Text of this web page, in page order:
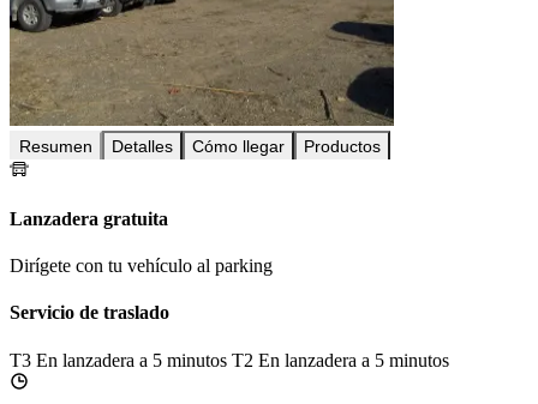
Resumen Detalles Cómo llegar Productos
Lanzadera gratuita
Dirígete con tu vehículo al parking
Servicio de traslado
T3 En lanzadera a 5 minutos T2 En lanzadera a 5 minutos